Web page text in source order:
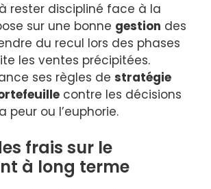
rester discipliné face à la
sur une bonne gestion des
du recul lors des phases
les ventes précipitées.
ses règles de stratégie
contre les décisions
peur ou l’euphorie.
frais sur le
à long terme